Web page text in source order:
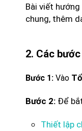
Bài viết
chung, thêm
2. Các
Bước 1: Vào
Bước 2: Để
Thiết lập